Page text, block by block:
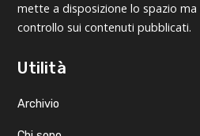
mette a disposizione lo spazio
controllo sui contenuti pubblicati.
Utilità
Archivio